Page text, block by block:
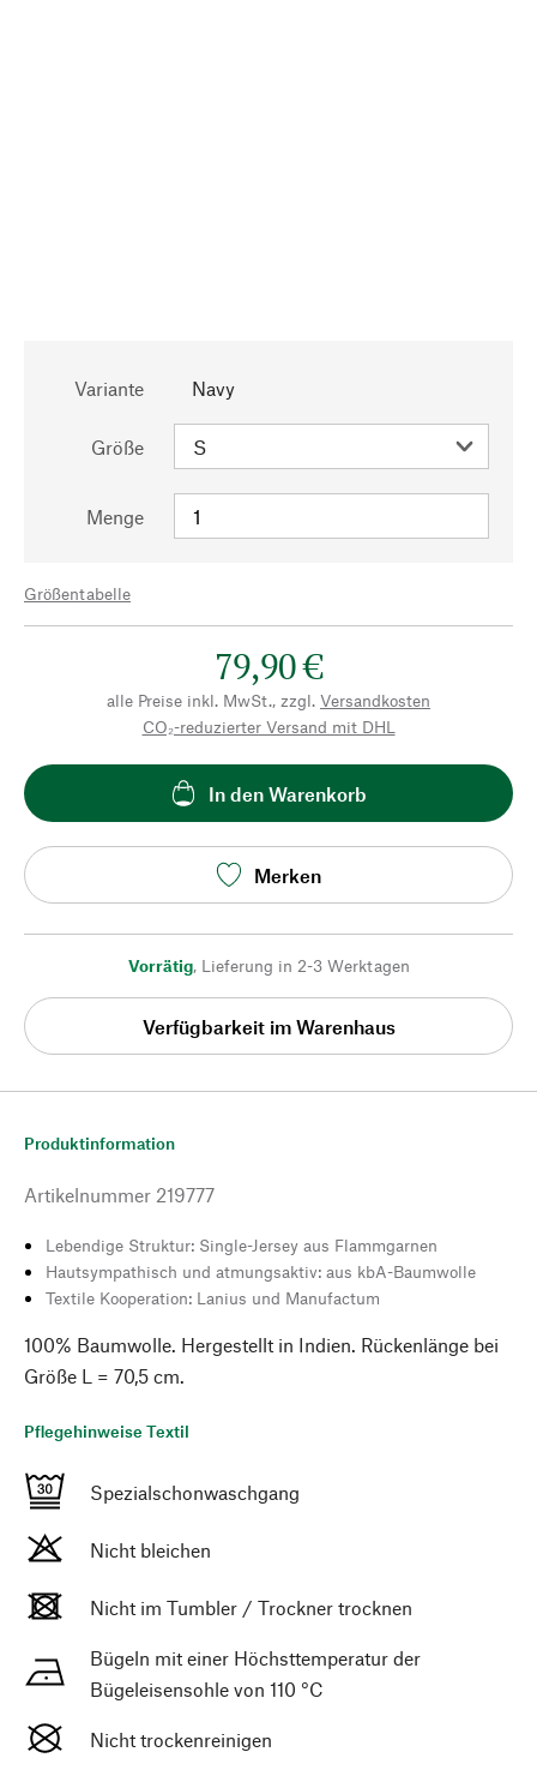
Variante Navy
Größe
Menge
Größentabelle
79,90 €
alle Preise inkl. MwSt., zzgl. Versandkosten
CO₂-reduzierter Versand mit DHL
In den Warenkorb
Merken
Vorrätig, Lieferung in 2-3 Werktagen
Verfügbarkeit im Warenhaus
Produktinformation
Artikelnummer 219777
Lebendige Struktur: Single-Jersey aus Flammgarnen
Hautsympathisch und atmungsaktiv: aus kbA-Baumwolle
Textile Kooperation: Lanius und Manufactum
100% Baumwolle. Hergestellt in Indien. Rückenlänge bei
Größe L = 70,5 cm.
Pflegehinweise Textil
Spezialschonwaschgang
Nicht bleichen
Nicht im Tumbler / Trockner trocknen
Bügeln mit einer Höchsttemperatur der
Bügeleisensohle von 110 °C
Nicht trockenreinigen